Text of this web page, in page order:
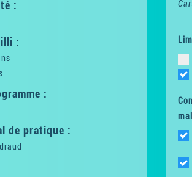
:
:
:
de pratique :